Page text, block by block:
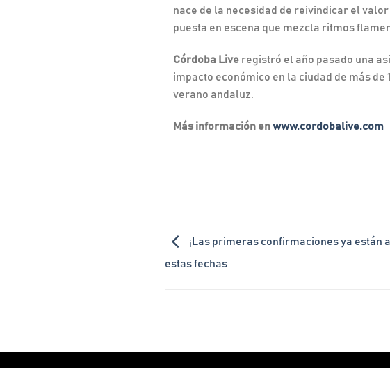
nace de la necesidad de reivindicar el
puesta en escena que mezcla ritmos
Córdoba Live registró el año pasado una
impacto económico en la ciudad de más
verano andaluz.
Más información enwww.cordobalive.com
¡Las primeras confirmaciones ya están
estas fechas